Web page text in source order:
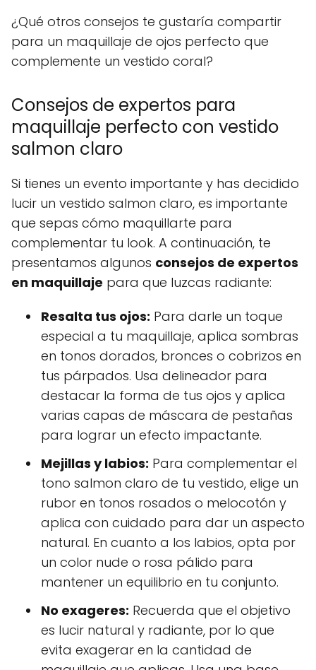
¿Qué otros consejos te gustaría compartir
para un maquillaje de ojos perfecto que
complemente un vestido coral?
Consejos de expertos para
maquillaje perfecto con vestido
salmon claro
Si tienes un evento importante y has decidido
lucir un vestido salmon claro, es importante
que sepas cómo maquillarte para
complementar tu look. A continuación, te
presentamos algunos consejos de expertos
en maquillaje para que luzcas radiante:
Resalta tus ojos: Para darle un toque
especial a tu maquillaje, aplica sombras
en tonos dorados, bronces o cobrizos en
tus párpados. Usa delineador para
destacar la forma de tus ojos y aplica
varias capas de máscara de pestañas
para lograr un efecto impactante.
Mejillas y labios: Para complementar el
tono salmon claro de tu vestido, elige un
rubor en tonos rosados o melocotón y
aplica con cuidado para dar un aspecto
natural. En cuanto a los labios, opta por
un color nude o rosa pálido para
mantener un equilibrio en tu conjunto.
No exageres: Recuerda que el objetivo
es lucir natural y radiante, por lo que
evita exagerar en la cantidad de